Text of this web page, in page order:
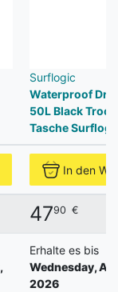
Surflogic
Waterproof
50L Black
Tasche
In den
4790 €
Erhalte es bis
Wednesday,
2026